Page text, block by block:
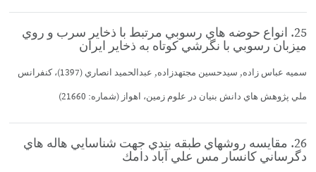
25. انواع حوضه هاي رسوبي مرتبط با ذخاير سرب و روي
ميزبان رسوبي با نگرشي كوتاه به ذخاير ايران
سميه عباس زاده, سيدحسين مجتهدزاده, عبدالحميد انصاري (1397)، كنفرانس
ملي پژوهش هاي دانش بنيان در علوم زمين، اهواز (شماره: 21660)
26. مقايسه روشهاي طبقه بندي جهت شناسايي هاله هاي
دگرساني كانسار مس علي آباد دامك